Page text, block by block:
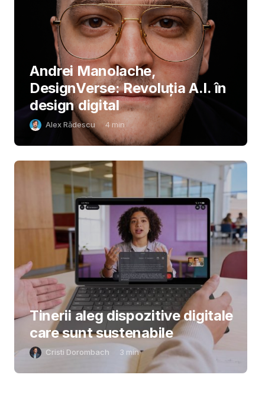
Andrei Manolache,
DesignVerse: Revoluția A.I. în
design digital
Alex Rădescu 4 min
Tinerii aleg dispozitive digitale
care sunt sustenabile
Cristi Dorombach 3 min